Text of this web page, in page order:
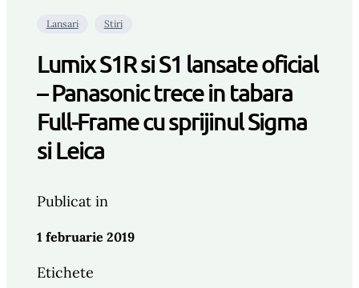
Lansari Stiri
Lumix S1R si S1 lansate oficial
– Panasonic trece in tabara
Full-Frame cu sprijinul Sigma
si Leica
Publicat in
1 februarie 2019
Etichete